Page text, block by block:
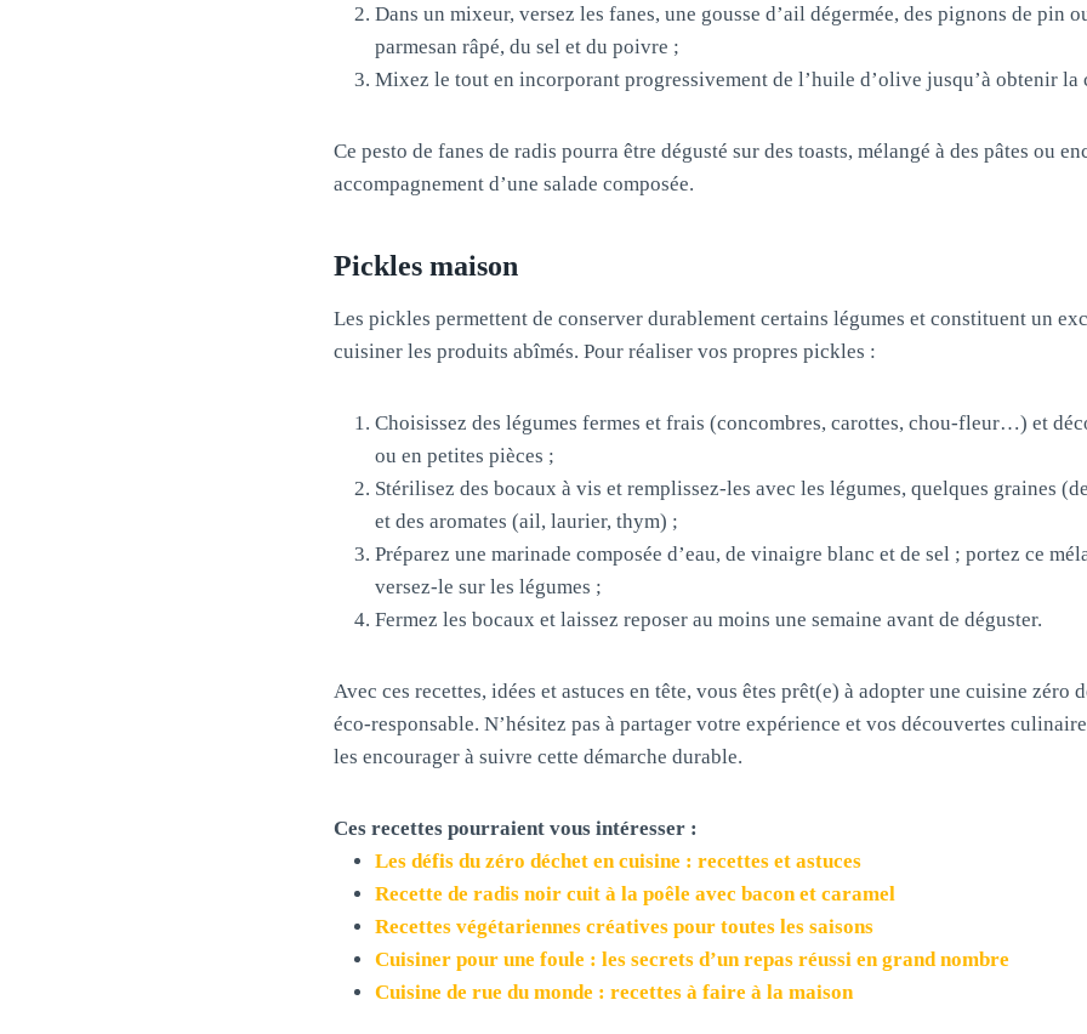
Dans un mixeur, versez les fanes, une gousse d’ail dégermée, des pignons de pin
parmesan râpé, du sel et du poivre ;
Mixez le tout en incorporant progressivement de l’huile d’olive jusqu’à obtenir la
Ce pesto de fanes de radis pourra être dégusté sur des toasts, mélangé à des pâtes ou
accompagnement d’une salade composée.
Pickles maison
Les pickles permettent de conserver durablement certains légumes et constituent un
cuisiner les produits abîmés. Pour réaliser vos propres pickles :
Choisissez des légumes fermes et frais (concombres, carottes, chou-fleur…) et
ou en petites pièces ;
Stérilisez des bocaux à vis et remplissez-les avec les légumes, quelques graines
et des aromates (ail, laurier, thym) ;
Préparez une marinade composée d’eau, de vinaigre blanc et de sel ; portez ce
versez-le sur les légumes ;
Fermez les bocaux et laissez reposer au moins une semaine avant de déguster.
Avec ces recettes, idées et astuces en tête, vous êtes prêt(e) à adopter une cuisine zéro
éco-responsable. N’hésitez pas à partager votre expérience et vos découvertes
les encourager à suivre cette démarche durable.
Ces recettes pourraient vous intéresser :
Les défis du zéro déchet en cuisine : recettes et astuces
Recette de radis noir cuit à la poêle avec bacon et caramel
Recettes végétariennes créatives pour toutes les saisons
Cuisiner pour une foule : les secrets d’un repas réussi en grand nombre
Cuisine de rue du monde : recettes à faire à la maison